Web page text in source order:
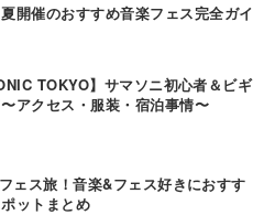
開催のおすすめ音楽フェス完全ガイ
TOKYO】サマソニ初心者＆ビギ
アクセス・服装・宿泊事情〜
ェス旅！音楽&フェス好きにおすす
ットまとめ